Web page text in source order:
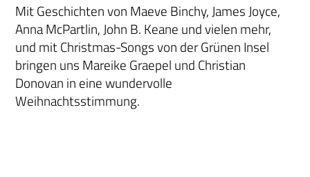
Mit Geschichten von Maeve Binchy, James Joyce,
Anna McPartlin, John B. Keane und vielen mehr,
und mit Christmas-Songs von der Grünen Insel
bringen uns Mareike Graepel und Christian
Donovan in eine wundervolle
Weihnachtsstimmung.